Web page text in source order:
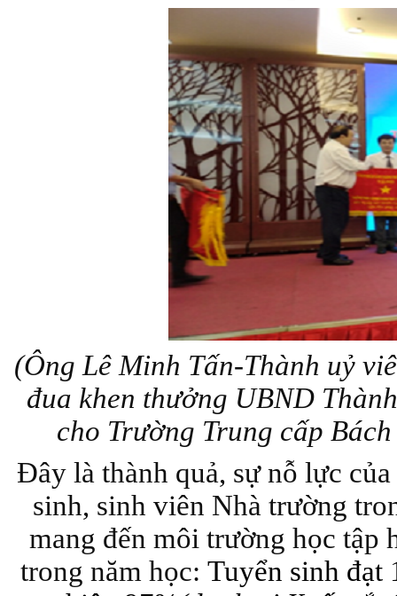
(Ông Lê Minh Tấn-Thành uỷ
đua khen thưởng UBND
cho Trường Trung cấp
Đây là thành quả, sự nỗ lực
sinh, sinh viên Nhà trường
mang đến môi trường học tập
trong năm học: Tuyển sinh đạt